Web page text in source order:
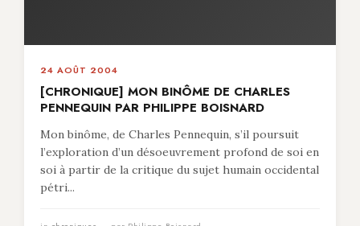
24 AOÛT 2004
[CHRONIQUE] MON BINÔME DE CHARLES
PENNEQUIN PAR PHILIPPE BOISNARD
Mon binôme, de Charles Pennequin, s’il poursuit
l’exploration d’un désoeuvrement profond de soi en
soi à partir de la critique du sujet humain occidental
pétri...